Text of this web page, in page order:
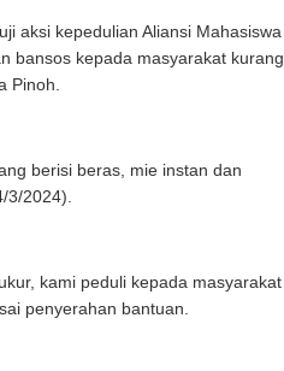
aksi kepedulian Aliansi Mahasiswa
bansos kepada masyarakat kurang
Pinoh.
berisi beras, mie instan dan
2024).
kami peduli kepada masyarakat
penyerahan bantuan.